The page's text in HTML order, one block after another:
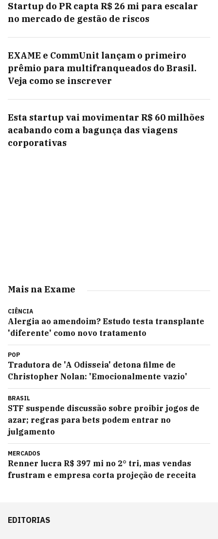
Startup do PR capta R$ 26 mi para escalar
no mercado de gestão de riscos
EXAME e CommUnit lançam o primeiro
prêmio para multifranqueados do Brasil.
Veja como se inscrever
Esta startup vai movimentar R$ 60 milhões
acabando com a bagunça das viagens
corporativas
Mais na Exame
CIÊNCIA
Alergia ao amendoim? Estudo testa transplante
'diferente' como novo tratamento
POP
Tradutora de 'A Odisseia' detona filme de
Christopher Nolan: 'Emocionalmente vazio'
BRASIL
STF suspende discussão sobre proibir jogos de
azar; regras para bets podem entrar no
julgamento
MERCADOS
Renner lucra R$ 397 mi no 2° tri, mas vendas
frustram e empresa corta projeção de receita
EDITORIAS